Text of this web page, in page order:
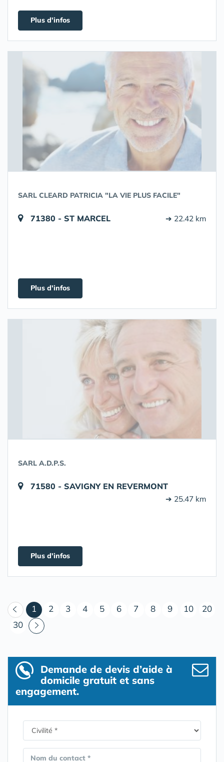
Plus d'infos
SARL CLEARD PATRICIA "LA VIE PLUS FACILE"
71380 - ST MARCEL ➔ 22.42 km
Plus d'infos
SARL A.D.P.S.
71580 - SAVIGNY EN REVERMONT
➔ 25.47 km
Plus d'infos
1 (courant)
2 3 4 5 6 7 8 9 10
20
30
Demande de devis d’aide à
domicile gratuit et sans
engagement.
Nom du contact *